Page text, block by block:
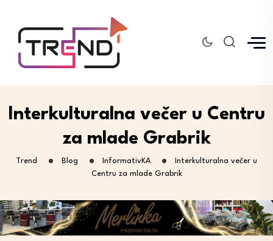
Interkulturalna večer u Centru
za mlade Grabrik
Trend Blog InformativKA
Interkulturalna večer u
Centru za mlade Grabrik